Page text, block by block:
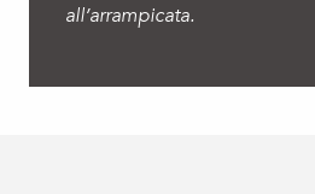
all’arrampicata.